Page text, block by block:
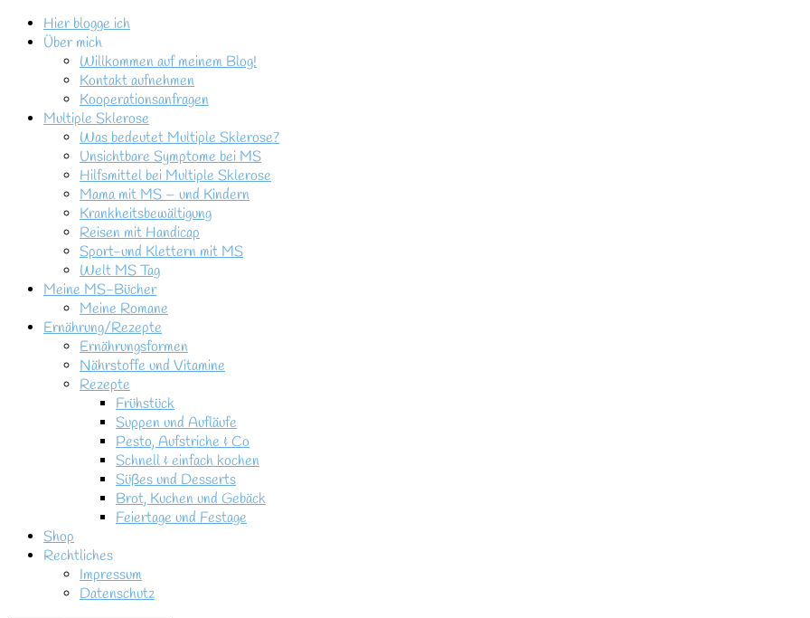
Hier blogge ich
Über mich
Willkommen auf meinem Blog!
Kontakt aufnehmen
Kooperationsanfragen
Multiple Sklerose
Was bedeutet Multiple Sklerose?
Unsichtbare Symptome bei MS
Hilfsmittel bei Multiple Sklerose
Mama mit MS – und Kindern
Krankheitsbewältigung
Reisen mit Handicap
Sport-und Klettern mit MS
Welt MS Tag
Meine MS-Bücher
Meine Romane
Ernährung/Rezepte
Ernährungsformen
Nährstoffe und Vitamine
Rezepte
Frühstück
Suppen und Aufläufe
Pesto, Aufstriche & Co
Schnell & einfach kochen
Süßes und Desserts
Brot, Kuchen und Gebäck
Feiertage und Festage
Shop
Rechtliches
Impressum
Datenschutz